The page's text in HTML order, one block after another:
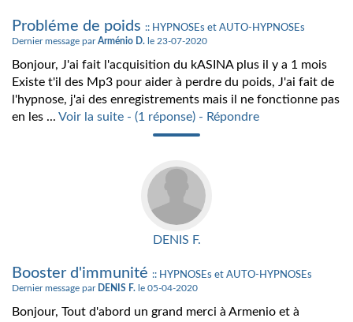
Probléme de poids :: HYPNOSEs et AUTO-HYPNOSEs
Dernier message parArménio D. le 23-07-2020
Bonjour, J'ai fait l'acquisition du kASINA plus il y a 1 mois
Existe t'il des Mp3 pour aider à perdre du poids, J'ai fait de
l'hypnose, j'ai des enregistrements mais il ne fonctionne pas
en les ... Voir la suite - (1 réponse) - Répondre
DENIS F.
Booster d'immunité :: HYPNOSEs et AUTO-HYPNOSEs
Dernier message par DENIS F. le 05-04-2020
Bonjour, Tout d'abord un grand merci à Armenio et à